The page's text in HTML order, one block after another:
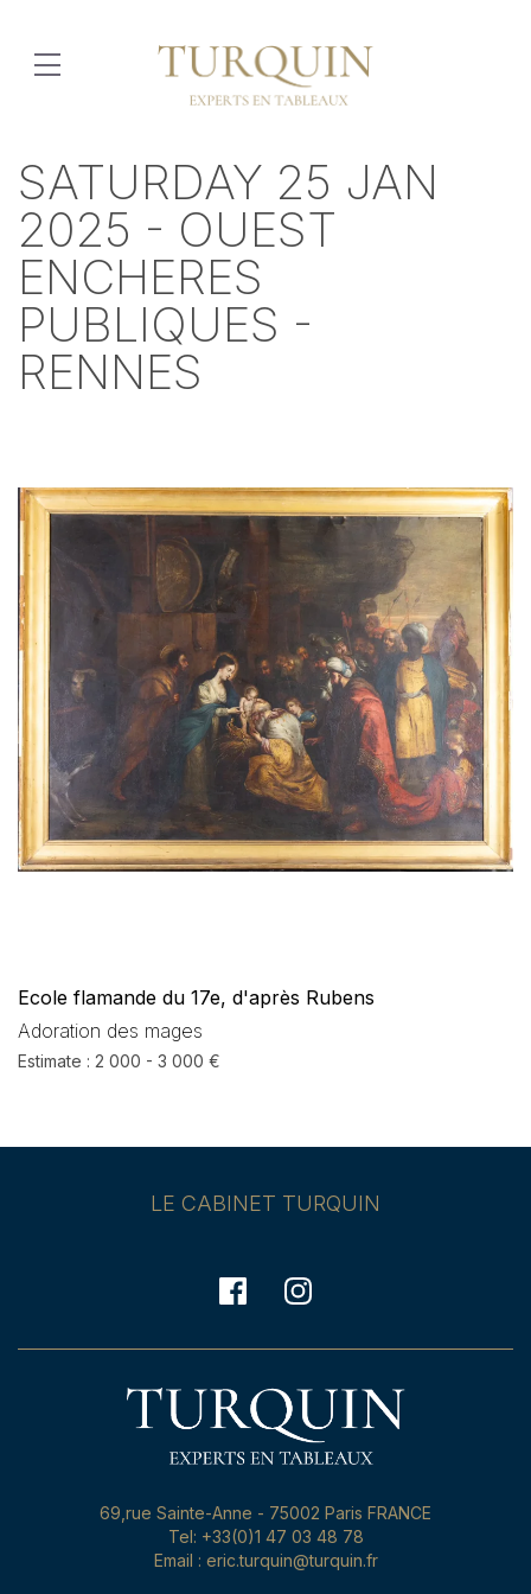
SATURDAY 25 JAN
2025 - OUEST
ENCHERES
PUBLIQUES -
RENNES
Ecole flamande du 17e, d'après Rubens
Adoration des mages
Estimate : 2 000 - 3 000 €
LE CABINET TURQUIN
69,rue Sainte-Anne - 75002 Paris FRANCE
Tel: +33(0)1 47 03 48 78
Email : eric.turquin@turquin.fr